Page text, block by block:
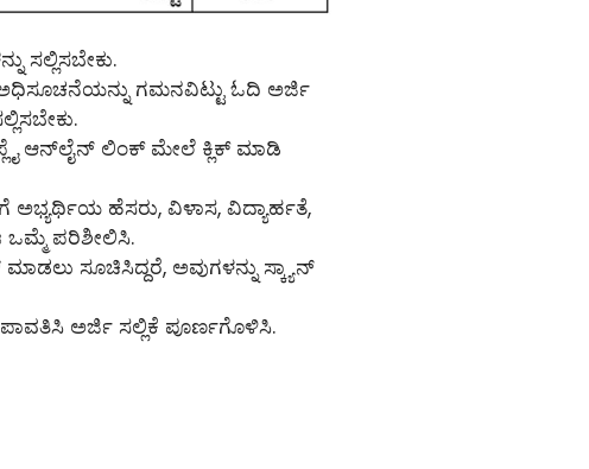
ಸಲ್ಲಿಸಬೇಕು.
ಗಮನವಿಟ್ಟು ಓದಿ ಅರ್ಜಿ
ಆನ್‌ಲೈನ್‌ ಲಿಂಕ್ ಮೇಲೆ ಕ್ಲಿಕ್ ಮಾಡಿ
ಅಭ್ಯರ್ಥಿಯ ಹೆಸರು, ವಿಳಾಸ, ವಿದ್ಯಾರ್ಹತೆ,
ಒಮ್ಮೆ ಪರಿಶೀಲಿಸಿ.
ಸೂಚಿಸಿದ್ದರೆ, ಅವುಗಳನ್ನು ಸ್ಕ್ಯಾನ್
ಅರ್ಜಿ ಸಲ್ಲಿಕೆ ಪೂರ್ಣಗೊಳಿಸಿ.